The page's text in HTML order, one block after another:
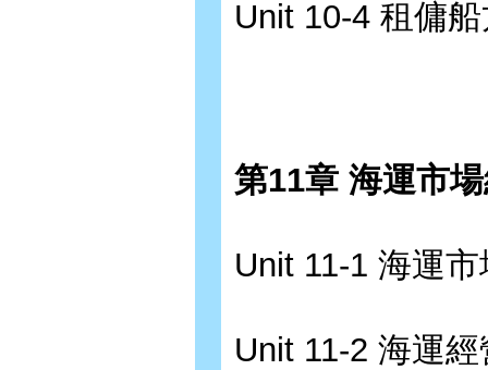
Unit 10-4 租傭
第11章 海運市
Unit 11-1 海運
Unit 11-2 海運